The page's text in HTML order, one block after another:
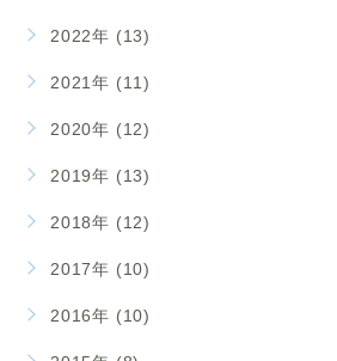
2022年 (13)
2021年 (11)
2020年 (12)
2019年 (13)
2018年 (12)
2017年 (10)
2016年 (10)